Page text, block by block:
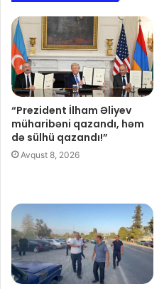
“Prezident İlham Əliyev
müharibəni qazandı, həm
də sülhü qazandı!”
Avqust 8, 2026